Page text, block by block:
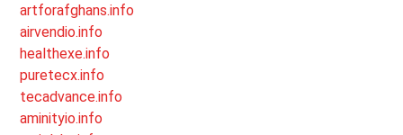
artforafghans.info
airvendio.info
healthexe.info
puretecx.info
tecadvance.info
aminityio.info